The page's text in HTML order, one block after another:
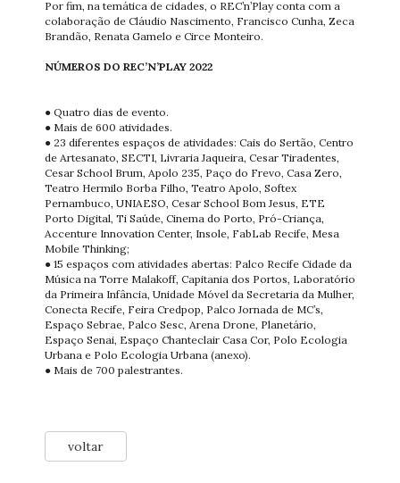
Por fim, na temática de cidades, o REC’n’Play conta com a
colaboração de Cláudio Nascimento, Francisco Cunha, Zeca
Brandão, Renata Gamelo e Circe Monteiro.
NÚMEROS DO REC’N’PLAY 2022
● Quatro dias de evento.
● Mais de 600 atividades.
● 23 diferentes espaços de atividades: Cais do Sertão, Centro
de Artesanato, SECTI, Livraria Jaqueira, Cesar Tiradentes,
Cesar School Brum, Apolo 235, Paço do Frevo, Casa Zero,
Teatro Hermilo Borba Filho, Teatro Apolo, Softex
Pernambuco, UNIAESO, Cesar School Bom Jesus, ETE
Porto Digital, Ti Saúde, Cinema do Porto, Pró-Criança,
Accenture Innovation Center, Insole, FabLab Recife, Mesa
Mobile Thinking;
● 15 espaços com atividades abertas: Palco Recife Cidade da
Música na Torre Malakoff, Capitania dos Portos, Laboratório
da Primeira Infância, Unidade Móvel da Secretaria da Mulher,
Conecta Recife, Feira Credpop, Palco Jornada de MC’s,
Espaço Sebrae, Palco Sesc, Arena Drone, Planetário,
Espaço Senai, Espaço Chanteclair Casa Cor, Polo Ecologia
Urbana e Polo Ecologia Urbana (anexo).
● Mais de 700 palestrantes.
voltar